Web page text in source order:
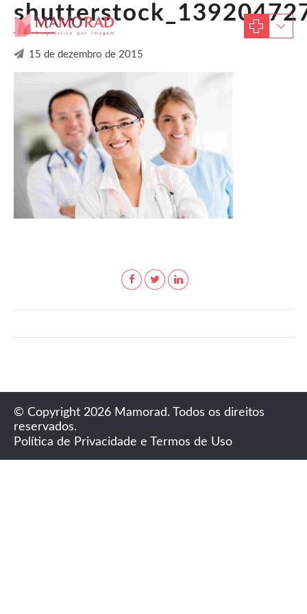
15 de dezembro de 2015
© Copyright 2026 Mamorad. Todos os direitos
reservados.
Política de Privacidade e Termos de Uso